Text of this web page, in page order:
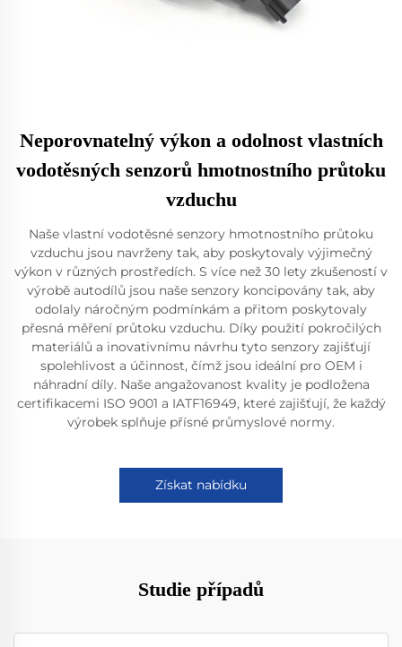
Neporovnatelný výkon a odolnost vlastních
vodotěsných senzorů hmotnostního průtoku
vzduchu
Naše vlastní vodotěsné senzory hmotnostního průtoku
vzduchu jsou navrženy tak, aby poskytovaly výjimečný
výkon v různých prostředích. S více než 30 lety zkušeností v
výrobě autodílů jsou naše senzory koncipovány tak, aby
odolaly náročným podmínkám a přitom poskytovaly
přesná měření průtoku vzduchu. Díky použití pokročilých
materiálů a inovativnímu návrhu tyto senzory zajišťují
spolehlivost a účinnost, čímž jsou ideální pro OEM i
náhradní díly. Naše angažovanost kvality je podložena
certifikacemi ISO 9001 a IATF16949, které zajišťují, že každý
výrobek splňuje přísné průmyslové normy.
Získat nabídku
Studie případů